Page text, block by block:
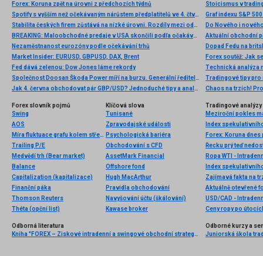
Forex: Koruna zpět na úrovni z předchozích týdnů
Spotify s vyšším než očekávaným nárůstem předplatitelů ve 4. čtvrtletí
Stabilita českých firem zůstává na nízké úrovni. Rozdíly mezi odvětvími se zvětšují
BREAKING: Maloobchodné predaje v USA skončili podľa očakávaní, EURUSD bez výraznejšej zmeny
Nezaměstnanost eurozóny podle očekávání trhů
Market Insider: EURUSD, GBPUSD, DAX, Brent
Fed dává zelenou: Dow Jones láme rekordy
Společnost Doosan Škoda Power míří na burzu. Generální ředitel slibuje zajímavou nabídku
Jak 4. června obchodovat pár GBP/USD? Jednoduché tipy a analýza obchodů pro začátečníky
Stoicismus v
Graf indexu S&P
Do Nového i
Dopad Fedu na
Technická analýza
Tradingové tipy pro
Chaos na trzích!
Forex slovník pojmů
Swing
AOS
Míra fluktuace grafu kolem střední hodnoty
Trailing P/E
Medvědí trh (Bear market)
Balance
Capitalization (kapitalizace)
Finanční páka
Thomson Reuters
Théta (opční list)
Klíčová slova
Tunisané
Zpravodajské události
Psychologická bariéra
Obchodování s CFD
AssetMark Financial
Offshore fond
Hugh MacArthur
Pravidla obchodování
Navyšování účtu (škálování)
Kawase broker
Tradingové analýzy
Index
Forex: Koruna
Řecku prý teď
Ropa WTI -
Index
Zajímavá fakta na
Aktuálně otevřené
USD/CAD -
Ceny ropy po
Odborná literatura
Kniha "FOREX – Ziskové intradenní a swingové obchodní strategie" od Kathy Lien vychází v češtině!
Odborné kurzy a
Juniorská škola